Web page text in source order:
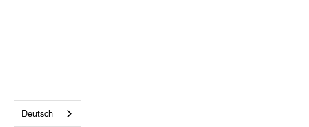
ALLE AKZEPTIEREN
Deutsch